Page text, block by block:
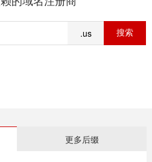
.us
更多后缀